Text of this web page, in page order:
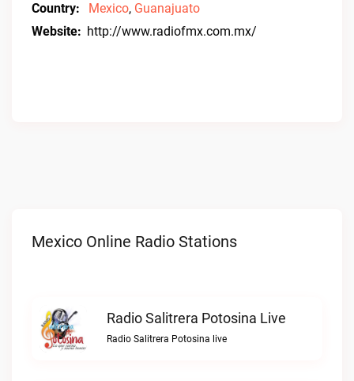
Country:
Mexico, Guanajuato
Website: http://www.radiofmx.com.mx/
Mexico Online Radio Stations
Radio Salitrera Potosina Live
Radio Salitrera Potosina live